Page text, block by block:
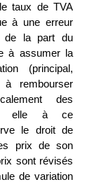
taux de TVA
à une erreur
de la part du
à assumer la
(principal,
rembourser
des
elle à ce
le droit de
prix de son
sont révisés
de variation